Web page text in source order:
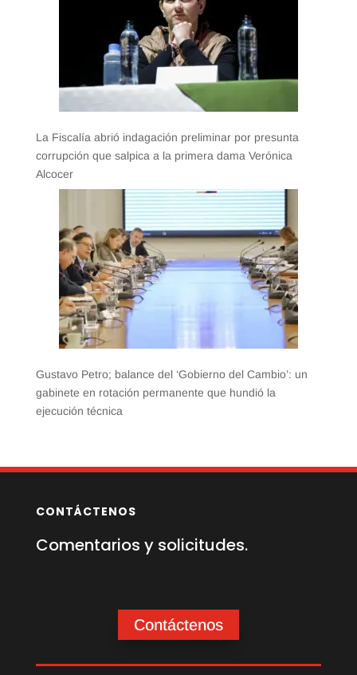
La Fiscalía abrió indagación preliminar por presunta
corrupción que salpica a la primera dama Verónica
Alcocer
Gustavo Petro; balance del ‘Gobierno del Cambio’: un
gabinete en rotación permanente que hundió la
ejecución técnica
CONTÁCTENOS
Comentarios y solicitudes.
Contáctenos